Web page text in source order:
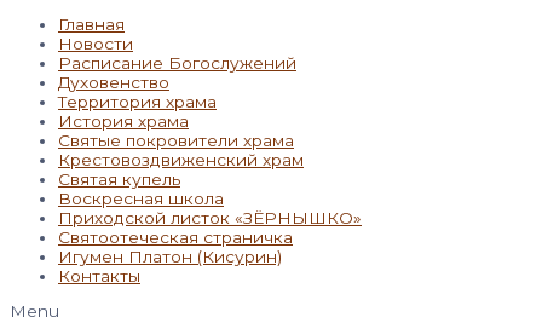
Главная
Новости
Расписание Богослужений
Духовенство
Территория храма
История храма
Святые покровители храма
Крестовоздвиженский храм
Святая купель
Воскресная школа
Приходской листок «ЗЁРНЫШКО»
Святоотеческая страничка
Игумен Платон (Кисурин)
Контакты
Menu